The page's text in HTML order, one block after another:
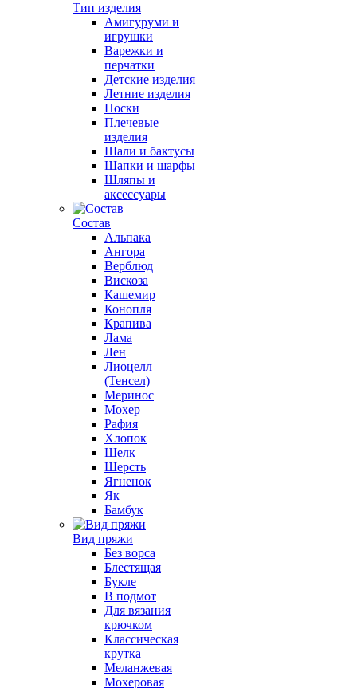
Тип изделия
Амигуруми и
игрушки
Варежки и
перчатки
Детские изделия
Летние изделия
Носки
Плечевые
изделия
Шали и бактусы
Шапки и шарфы
Шляпы и
аксессуары
Состав
Альпака
Ангора
Верблюд
Вискоза
Кашемир
Конопля
Крапива
Лама
Лен
Лиоцелл
(Тенсел)
Меринос
Мохер
Рафия
Хлопок
Шелк
Шерсть
Ягненок
Як
Бамбук
Вид пряжи
Без ворса
Блестящая
Букле
В подмот
Для вязания
крючком
Классическая
крутка
Меланжевая
Мохеровая